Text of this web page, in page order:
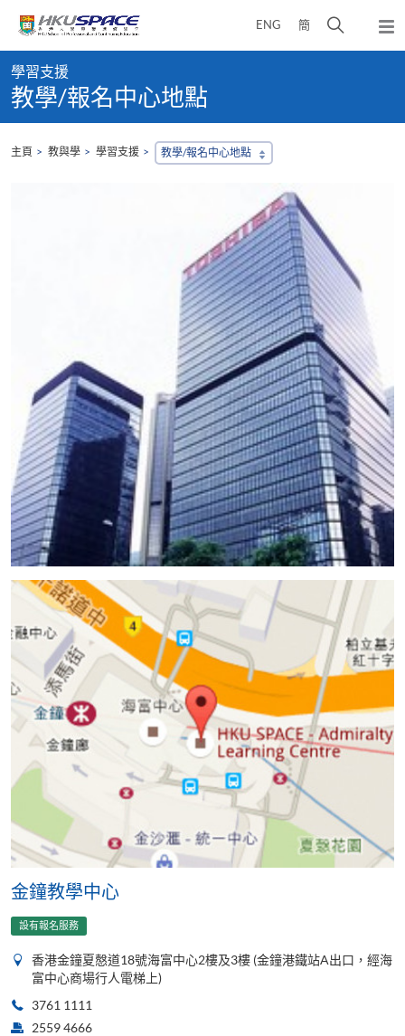
content
ENG 簡
開
彈
出
content
start
學習支援
教學/報名中心地點
主頁 教與學 學習支援 教學/報名中心地點
金鐘教學中心
設有報名服務
香港金鐘夏慤道18號海富中心2樓及3樓 (金鐘港鐵站A出口，經海
富中心商場行人電梯上)
3761 1111
2559 4666